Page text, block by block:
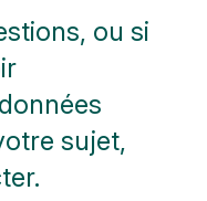
ou si
sujet,